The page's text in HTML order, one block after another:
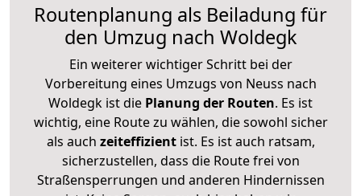
Routenplanung als Beiladung für
den Umzug nach Woldegk
Ein weiterer wichtiger Schritt bei der
Vorbereitung eines Umzugs von Neuss nach
Woldegk ist die Planung der Routen. Es ist
wichtig, eine Route zu wählen, die sowohl sicher
als auch zeiteffizientist. Es ist auch ratsam,
sicherzustellen, dass die Route frei von
Straßensperrungen und anderen Hindernissen